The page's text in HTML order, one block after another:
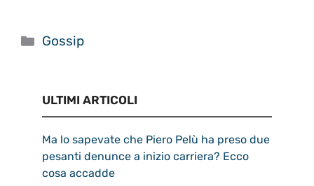
Categorie
Gossip
ULTIMI ARTICOLI
Ma lo sapevate che Piero Pelù ha preso due
pesanti denunce a inizio carriera? Ecco
cosa accadde